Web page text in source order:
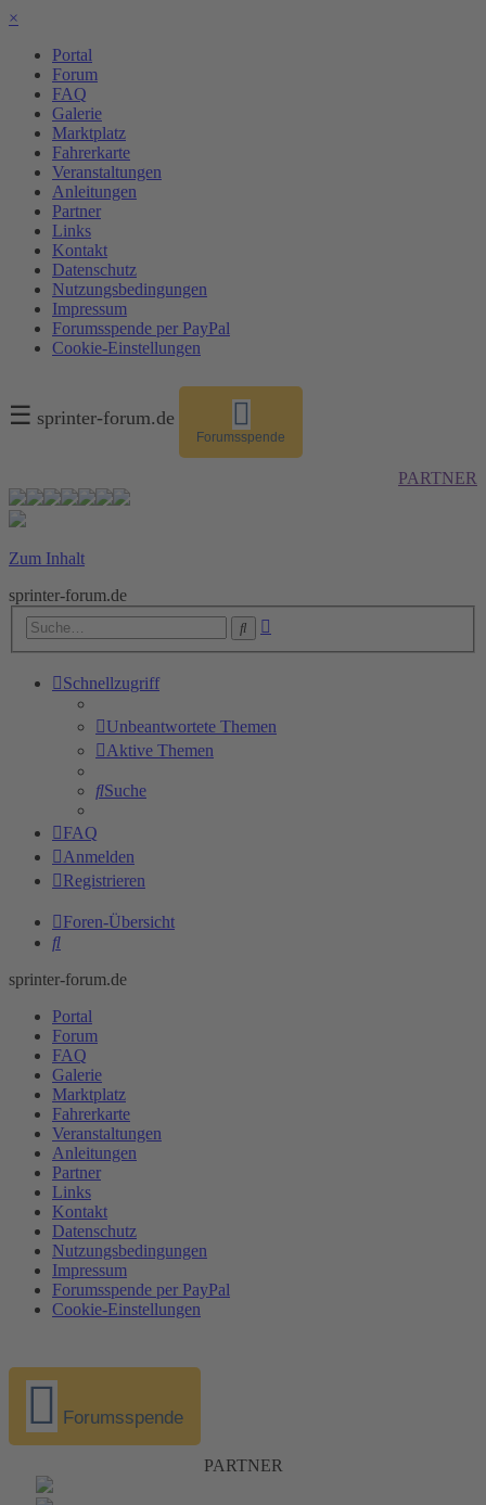
×
Portal
Forum
FAQ
Galerie
Marktplatz
Fahrerkarte
Veranstaltungen
Anleitungen
Partner
Links
Kontakt
Datenschutz
Nutzungsbedingungen
Impressum
Forumsspende per PayPal
Cookie-Einstellungen
☰ sprinter-forum.de
Forumsspende
PARTNER
Zum Inhalt
sprinter-forum.de
Suche
Schnellzugriff
Unbeantwortete Themen
Aktive Themen
Suche
FAQ
Anmelden
Registrieren
Foren-Übersicht
Suche
sprinter-forum.de
Portal
Forum
FAQ
Galerie
Marktplatz
Fahrerkarte
Veranstaltungen
Anleitungen
Partner
Links
Kontakt
Datenschutz
Nutzungsbedingungen
Impressum
Forumsspende per PayPal
Cookie-Einstellungen
Forumsspende
PARTNER